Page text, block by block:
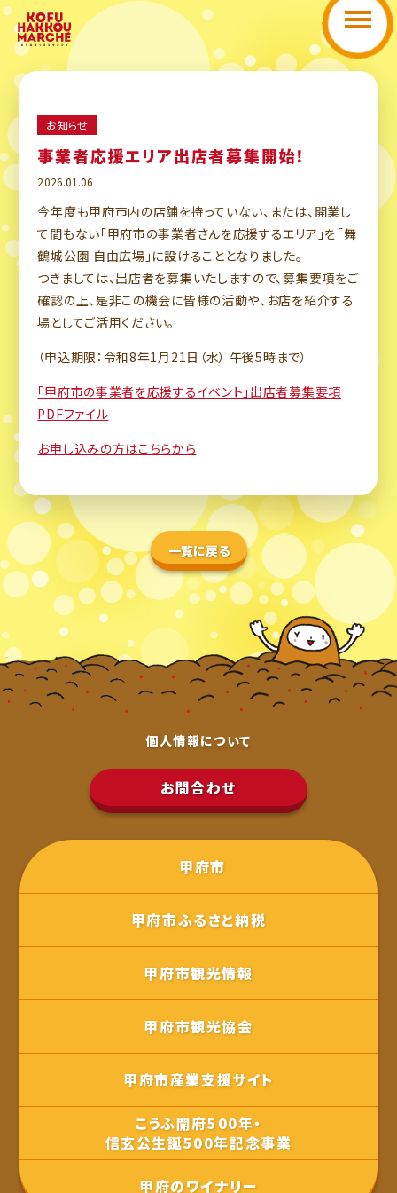
お知らせ
事業者応援エリア出店者募集開始！
2026.01.06
今年度も甲府市内の店舗を持っていない、または、開業し
て間もない「甲府市の事業者さんを応援するエリア」を「舞
鶴城公園 自由広場」に設けることとなりました。
つきましては、出店者を募集いたしますので、募集要項をご
確認の上、是非この機会に皆様の活動や、お店を紹介する
場としてご活用ください。
（申込期限：令和8年1月21日（水） 午後5時まで）
「甲府市の事業者を応援するイベント」出店者募集要項
PDFファイル
お申し込みの方はこちらから
一覧に戻る
個人情報について
お問合わせ
甲府市
甲府市ふるさと納税
甲府市観光情報
甲府市観光協会
甲府市産業支援サイト
こうふ開府500年・
信玄公生誕500年記念事業
甲府のワイナリー